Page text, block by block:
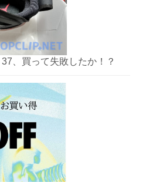
、買って失敗したか！？